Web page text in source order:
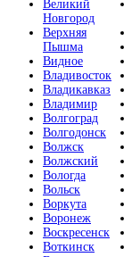
Великий
Новгород
Верхняя
Пышма
Видное
Владивосток
Владикавказ
Владимир
Волгоград
Волгодонск
Волжск
Волжский
Вологда
Вольск
Воркута
Воронеж
Воскресенск
Воткинск